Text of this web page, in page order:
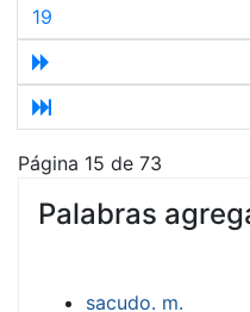
19
Página 15 de 73
Palabras
sacudo. m.